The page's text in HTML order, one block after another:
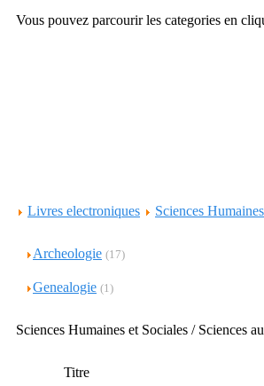
Vous pouvez parcourir les categories en
Livres electroniques Sciences
Archeologie (17)
Genealogie (1)
Sciences Humaines et Sociales / Sciences
Titre